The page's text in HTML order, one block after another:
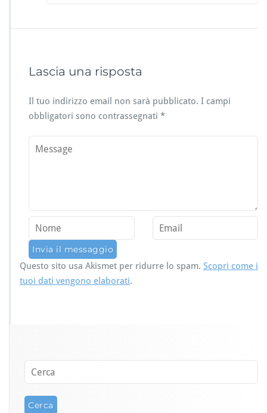
Lascia una risposta
Il tuo indirizzo email non sarà pubblicato. I campi
obbligatori sono contrassegnati *
Questo sito usa Akismet per ridurre lo spam. Scopri come i
tuoi dati vengono elaborati.